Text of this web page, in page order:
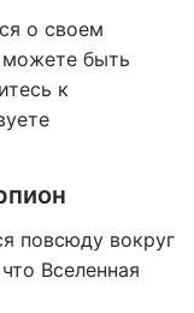
о своем
можете быть
к
повсюду вокруг
Вселенная